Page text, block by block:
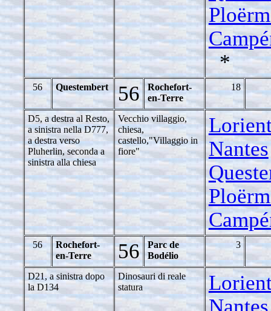
*
56 Questembert 56
Rochefort-
en-Terre
18
D5, a destra al Resto,
a sinistra nella D777,
a destra verso
Pluherlin, seconda a
sinistra alla chiesa
Vecchio villaggio,
chiesa,
castello,"Villaggio in
fiore"
Nantes
56
Rochefort-
en-Terre
56
Parc de
Bodélio
3
D21, a sinistra dopo
la D134
Dinosauri di reale
statura
Nantes